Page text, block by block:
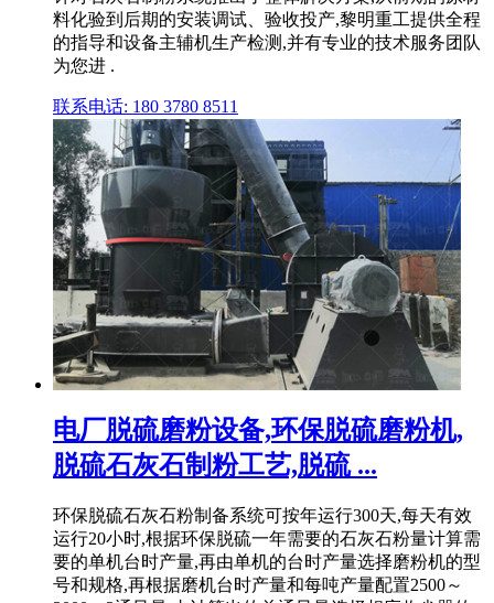
料化验到后期的安装调试、验收投产,黎明重工提供全程
的指导和设备主辅机生产检测,并有专业的技术服务团队
为您进 .
联系电话: 180 3780 8511
电厂脱硫磨粉设备,环保脱硫磨粉机,
脱硫石灰石制粉工艺,脱硫 ...
环保脱硫石灰石粉制备系统可按年运行300天,每天有效
运行20小时,根据环保脱硫一年需要的石灰石粉量计算需
要的单机台时产量,再由单机的台时产量选择磨粉机的型
号和规格,再根据磨机台时产量和每吨产量配置2500～